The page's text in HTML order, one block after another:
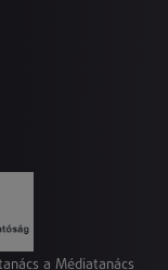
a Médiatanács